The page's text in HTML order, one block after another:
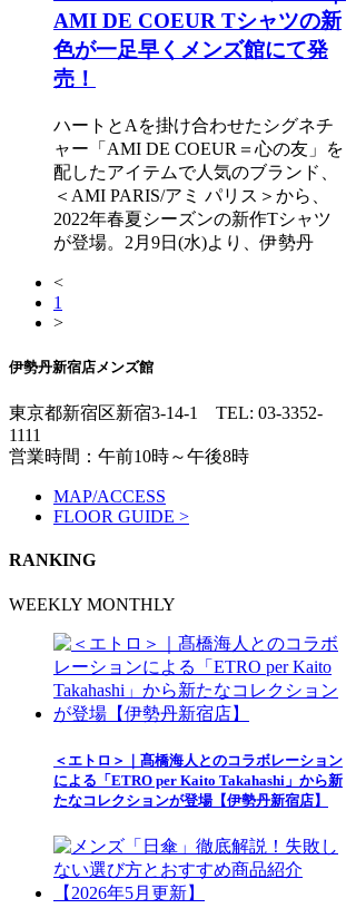
AMI DE COEUR Tシャツの新
色が一足早くメンズ館にて発
売！
ハートとAを掛け合わせたシグネチ
ャー「AMI DE COEUR＝心の友」を
配したアイテムで人気のブランド、
＜AMI PARIS/アミ パリス＞から、
2022年春夏シーズンの新作Tシャツ
が登場。2月9日(水)より、伊勢丹
<
1
>
伊勢丹新宿店メンズ館
東京都新宿区新宿3-14-1 TEL: 03-3352-
1111
営業時間：午前10時～午後8時
MAP/ACCESS
FLOOR GUIDE >
RANKING
WEEKLY MONTHLY
＜エトロ＞｜髙橋海人とのコラボレーション
による「ETRO per Kaito Takahashi」から新
たなコレクションが登場【伊勢丹新宿店】